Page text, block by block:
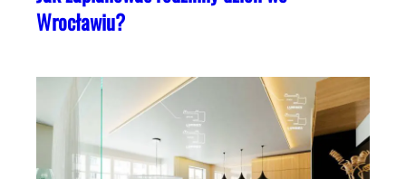
Wrocławiu?